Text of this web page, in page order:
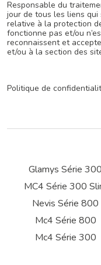
Responsable du
jour de tous les liens qui
relative à la protection
fonctionne pas et/ou
reconnaissent et
et/ou à la section des
Politique de
Glamys Série 300
MC4 Série 300
Nevis Série 800
Mc4 Série 800
Mc4 Série 300